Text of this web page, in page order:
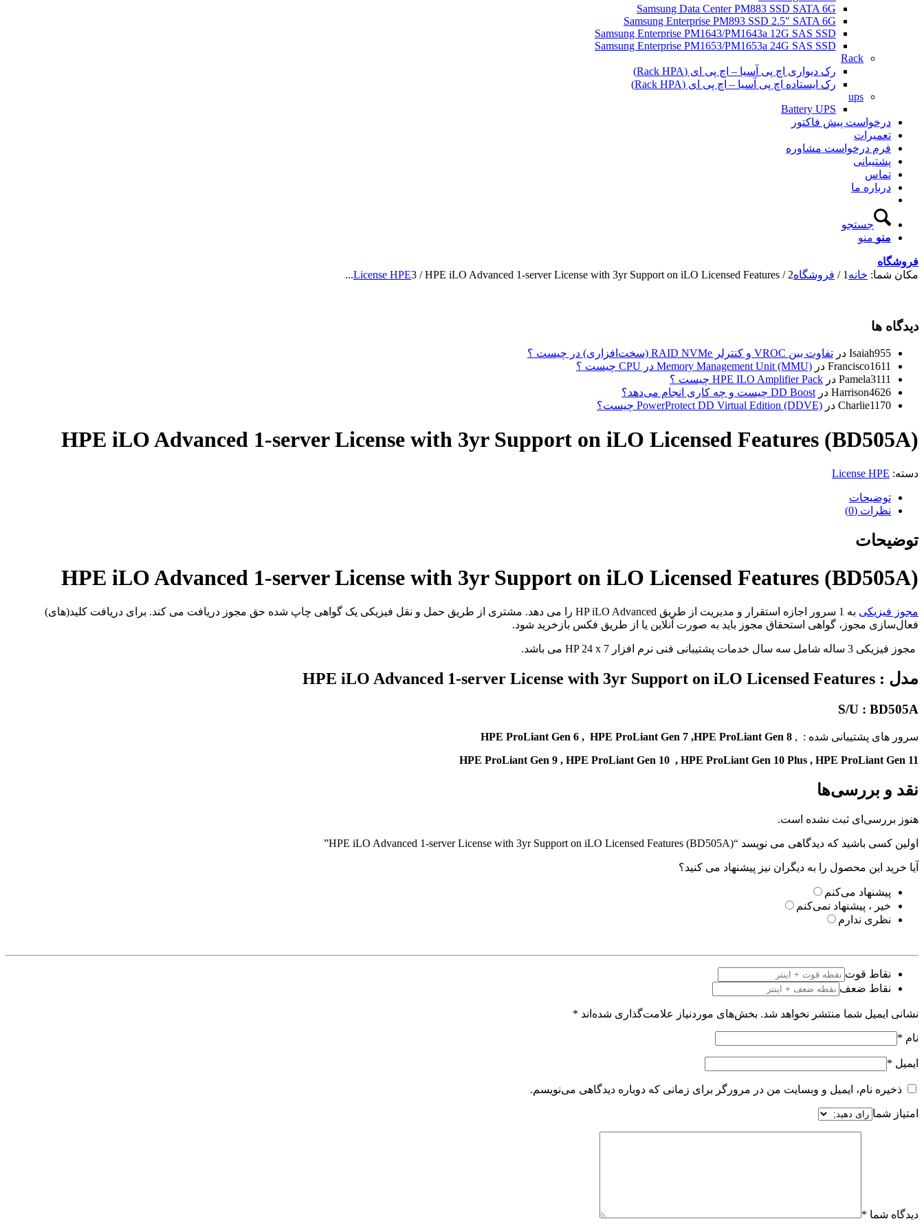
Samsung Data Center PM883 SSD SATA 6G
Samsung Enterprise PM893 SSD 2.5″ SATA 6G
Samsung Enterprise PM1643/PM1643a 12G SAS SSD
Samsung Enterprise PM1653/PM1653a 24G SAS SSD
Rack
رک دیواری اچ پی آسیا – اچ پی ای (Rack HPA)
رک ایستاده اچ پی آسیا – اچ پی ای (Rack HPA)
ups
Battery UPS
درخواست پیش فاکتور
تعمیرات
فرم درخواست مشاوره
پشتیبانی
تماس
درباره ما
جستجو
منو منو
فروشگاه
مکان شما: خانه 1
/ فروشگاه2
/
License HPE3 / HPE iLO Advanced 1-server License with 3yr Support on iLO Licensed Features...
دیدگاه ها
Isaiah955 در تفاوت بین VROC و کنترلر RAID NVMe (سخت‌افزاری) در چیست ؟
Francisco1611 در Memory Management Unit (MMU) در CPU چیست ؟
Pamela3111 در HPE ILO Amplifier Pack چیست ؟
Harrison4626 درDD Boost چیست و چه کاری انجام می‌دهد؟
Charlie1170 در PowerProtect DD Virtual Edition (DDVE) چیست؟
HPE iLO Advanced 1-server License with 3yr Support on iLO Licensed Features (BD505A)
دسته: License HPE
توضیحات
نظرات (0)
توضیحات
HPE iLO Advanced 1-server License with 3yr Support on iLO Licensed Features (BD505A)
مجوز فیزیکی
به 1 سرور اجازه استقرار و مدیریت از طریق HP iLO Advanced را می دهد. مشتری از طریق حمل و نقل فیزیکی یک گواهی چاپ شده حق مجوز دریافت می کند. برای دریافت کلید(های)
فعال‌سازی مجوز، گواهی استحقاق مجوز باید به صورت آنلاین یا از طریق فکس بازخرید شود.
مجوز فیزیکی 3 ساله شامل سه سال خدمات پشتیبانی فنی نرم افزار HP 24 x 7 می باشد.
مدل : HPE iLO Advanced 1-server License with 3yr Support on iLO Licensed Features
S/U : BD505A
سرور های پشتیبانی شده : , HPE ProLiant Gen 6 , HPE ProLiant Gen 7 ,HPE ProLiant Gen 8
HPE ProLiant Gen 9 , HPE ProLiant Gen 10 , HPE ProLiant Gen 10 Plus , HPE ProLiant Gen 11
نقد و بررسی‌ها
هنوز بررسی‌ای ثبت نشده است.
اولین کسی باشید که دیدگاهی می نویسد “HPE iLO Advanced 1-server License with 3yr Support on iLO Licensed Features (BD505A)”
آیا خرید این محصول را به دیگران نیز پیشنهاد می کنید؟
پیشنهاد می‌کنم
خیر ، پیشنهاد نمی‌کنم
نظری ندارم
نقاط قوت
نقاط ضعف
نشانی ایمیل شما منتشر نخواهد شد. بخش‌های موردنیاز علامت‌گذاری شده‌اند *
نام *
ایمیل *
ذخیره نام، ایمیل و وبسایت من در مرورگر برای زمانی که دوباره دیدگاهی می‌نویسم.
امتیاز شما
دیدگاه شما *